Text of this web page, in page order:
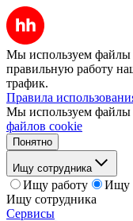
Мы используем файлы
правильную работу
трафик.
Правила
Мы используем файлы
файлов cookie
Понятно
Ищу сотрудника
Ищу работу
Ищу
Ищу сотрудника
Сервисы